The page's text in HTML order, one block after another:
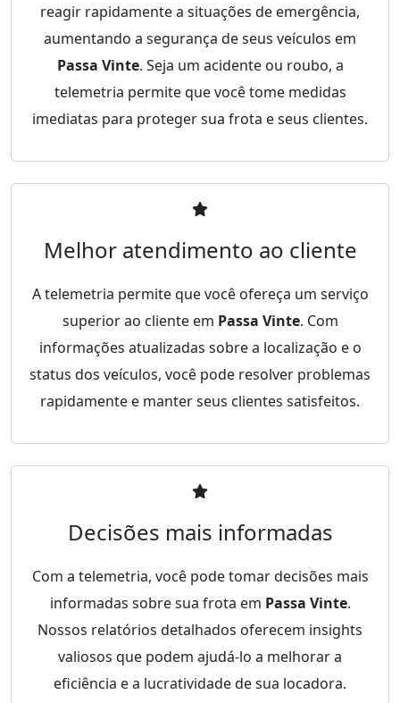
reagir rapidamente a situações de emergência,
aumentando a segurança de seus veículos em
Passa Vinte. Seja um acidente ou roubo, a
telemetria permite que você tome medidas
imediatas para proteger sua frota e seus clientes.
Melhor atendimento ao cliente
A telemetria permite que você ofereça um serviço
superior ao cliente em Passa Vinte. Com
informações atualizadas sobre a localização e o
status dos veículos, você pode resolver problemas
rapidamente e manter seus clientes satisfeitos.
Decisões mais informadas
Com a telemetria, você pode tomar decisões mais
informadas sobre sua frota em Passa Vinte.
Nossos relatórios detalhados oferecem insights
valiosos que podem ajudá-lo a melhorar a
eficiência e a lucratividade de sua locadora.